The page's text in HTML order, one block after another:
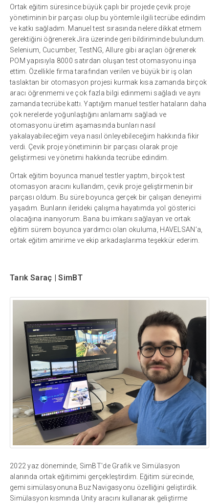
Ortak eğitim süresince büyük çaplı bir projede çevik proje
yönetiminin bir parçası olup bu yöntemle ilgili tecrübe edindim
ve katkı sağladım. Manuel test sırasında nelere dikkat etmem
gerektiğini öğrenerek Jira üzerinde geri bildiriminde bulundum.
Selenium, Cucumber, TestNG, Allure gibi araçları öğrenerek
POM yapısıyla 8000 satırdan oluşan test otomasyonu inşa
ettim. Özellikle firma tarafından verilen ve büyük bir iş olan
taslaktan bir otomasyon projesi kurmak kısa zamanda birçok
aracı öğrenmemi ve çok fazla bilgi edinmemi sağladı ve aynı
zamanda tecrübe kattı. Yaptığım manuel testler hataların daha
çok nerelerde yoğunlaştığını anlamamı sağladı ve
otomasyonu üretim aşamasında bunları nasıl
yakalayabileceğim veya nasıl önleyebileceğim hakkında fikir
verdi. Çevik proje yönetiminin bir parçası olarak proje
geliştirmesi ve yönetimi hakkında tecrübe edindim.
Ortak eğitim boyunca manuel testler yaptım, birçok test
otomasyon aracını kullandım, çevik proje geliştirmenin bir
parçası oldum. Bu süre boyunca gerçek bir çalışan deneyimi
yaşadım. Bunların ilerideki çalışma hayatımda yol gösterici
olacağına inanıyorum. Bana bu imkanı sağlayan ve ortak
eğitim sürem boyunca yardımcı olan okuluma, HAVELSAN’a,
ortak eğitim amirime ve ekip arkadaşlarıma teşekkür ederim.
Tarık Saraç | SimBT
2022 yaz döneminde, SimBT'de Grafik ve Simülasyon
alanında ortak eğitimimi gerçekleştirdim. Eğitim sürecinde,
gemi simülasyonuna Buz Navigasyonu özelliğini geliştirdik.
Simülasyon kısmında Unity aracını kullanarak geliştirme